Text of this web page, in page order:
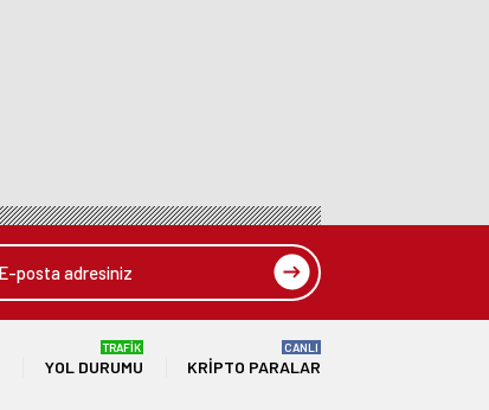
YOL DURUMU
TRAFİK
KRIPTO PARALAR
CANLI